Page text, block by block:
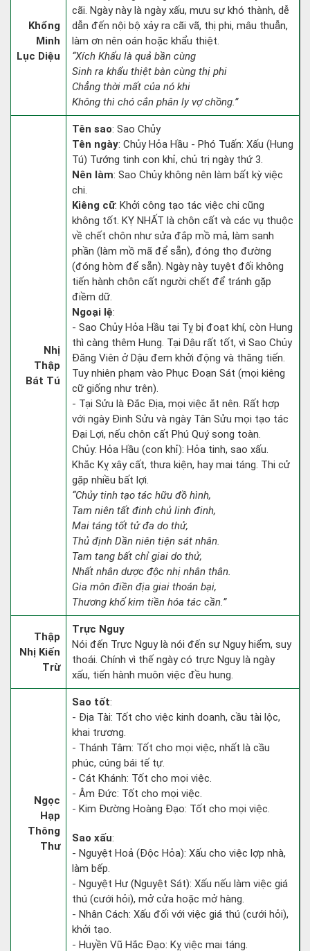
Khổng
Minh
Lục Diệu
cãi. Ngày này là ngày xấu, mưu sự khó thành, dễ
dẫn đến nội bộ xảy ra cãi vã, thị phi, mâu thuẫn,
làm ơn nên oán hoặc khẩu thiệt.
“Xích Khẩu là quả bần cùng
Sinh ra khẩu thiệt bàn cùng thị phi
Chẳng thời mất của nó khi
Không thì chó cắn phân ly vợ chồng.”
Nhị
Thập
Bát Tú
Tên sao: Sao Chủy
Tên ngày: Chủy Hỏa Hầu - Phó Tuấn: Xấu (Hung
Tú) Tướng tinh con khỉ, chủ trị ngày thứ 3.
Nên làm: Sao Chủy không nên làm bất kỳ việc
chi.
Kiêng cữ: Khởi công tạo tác việc chi cũng
không tốt. KỴ NHẤT là chôn cất và các vụ thuộc
về chết chôn như sửa đắp mồ mả, làm sanh
phần (làm mồ mã để sẵn), đóng thọ đường
(đóng hòm để sẵn). Ngày này tuyệt đối không
tiến hành chôn cất người chết để tránh gặp
điềm dữ.
Ngoại lệ:
- Sao Chủy Hỏa Hầu tại Tỵ bị đoạt khí, còn Hung
thì càng thêm Hung. Tại Dậu rất tốt, vì Sao Chủy
Đăng Viên ở Dậu đem khởi động và thăng tiến.
Tuy nhiên phạm vào Phục Đoạn Sát (mọi kiêng
cữ giống như trên).
- Tại Sửu là Đắc Địa, mọi việc ắt nên. Rất hợp
với ngày Đinh Sửu và ngày Tân Sửu mọi tạo tác
Đại Lợi, nếu chôn cất Phú Quý song toàn.
Chủy: Hỏa Hầu (con khỉ): Hỏa tinh, sao xấu.
Khắc Kỵ xây cất, thưa kiện, hay mai táng. Thi cử
gặp nhiều bất lợi.
“Chủy tinh tạo tác hữu đồ hình,
Tam niên tất đinh chủ linh đinh,
Mai táng tốt tử đa do thử,
Thủ định Dần niên tiện sát nhân.
Tam tang bất chỉ giai do thử,
Nhất nhân dược độc nhị nhân thân.
Gia môn điền địa giai thoán bại,
Thương khố kim tiền hóa tác cần.”
Thập
Nhị Kiến
Trừ
Trực Nguy
Nói đến Trực Nguy là nói đến sự Nguy hiểm, suy
thoái. Chính vì thế ngày có trực Nguy là ngày
xấu, tiến hành muôn việc đều hung.
Ngọc
Hạp
Thông
Thư
Sao tốt:
- Địa Tài: Tốt cho việc kinh doanh, cầu tài lộc,
khai trương.
- Thánh Tâm: Tốt cho mọi việc, nhất là cầu
phúc, cúng bái tế tự.
- Cát Khánh: Tốt cho mọi việc.
- Âm Đức: Tốt cho mọi việc.
- Kim Đường Hoàng Đạo: Tốt cho mọi việc.
Sao xấu:
- Nguyệt Hoả (Độc Hỏa): Xấu cho việc lợp nhà,
làm bếp.
- Nguyệt Hư (Nguyệt Sát): Xấu nếu làm việc giá
thú (cưới hỏi), mở cửa hoặc mở hàng.
- Nhân Cách: Xấu đối với việc giá thú (cưới hỏi),
khởi tạo.
- Huyền Vũ Hắc Đạo: Kỵ việc mai táng.